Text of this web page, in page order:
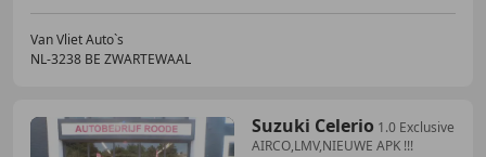
Van Vliet Auto`s
NL-3238 BE ZWARTEWAAL
Suzuki Celerio 1.0 Exclusive
AIRCO,LMV,NIEUWE APK !!!